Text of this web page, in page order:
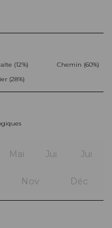
(12%)
Chemin (60%)
(28%)
Mai Jui Jui
Nov Déc